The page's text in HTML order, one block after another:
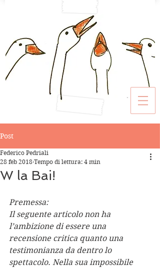
Post
W la Bai!
Federico Pedriali
28 feb 2018 Tempo di lettura: 4 min
Premessa:
Il seguente articolo non ha
l’ambizione di essere una
recensione critica quanto una
testimonianza da dentro lo
spettacolo. Nella sua impossibile